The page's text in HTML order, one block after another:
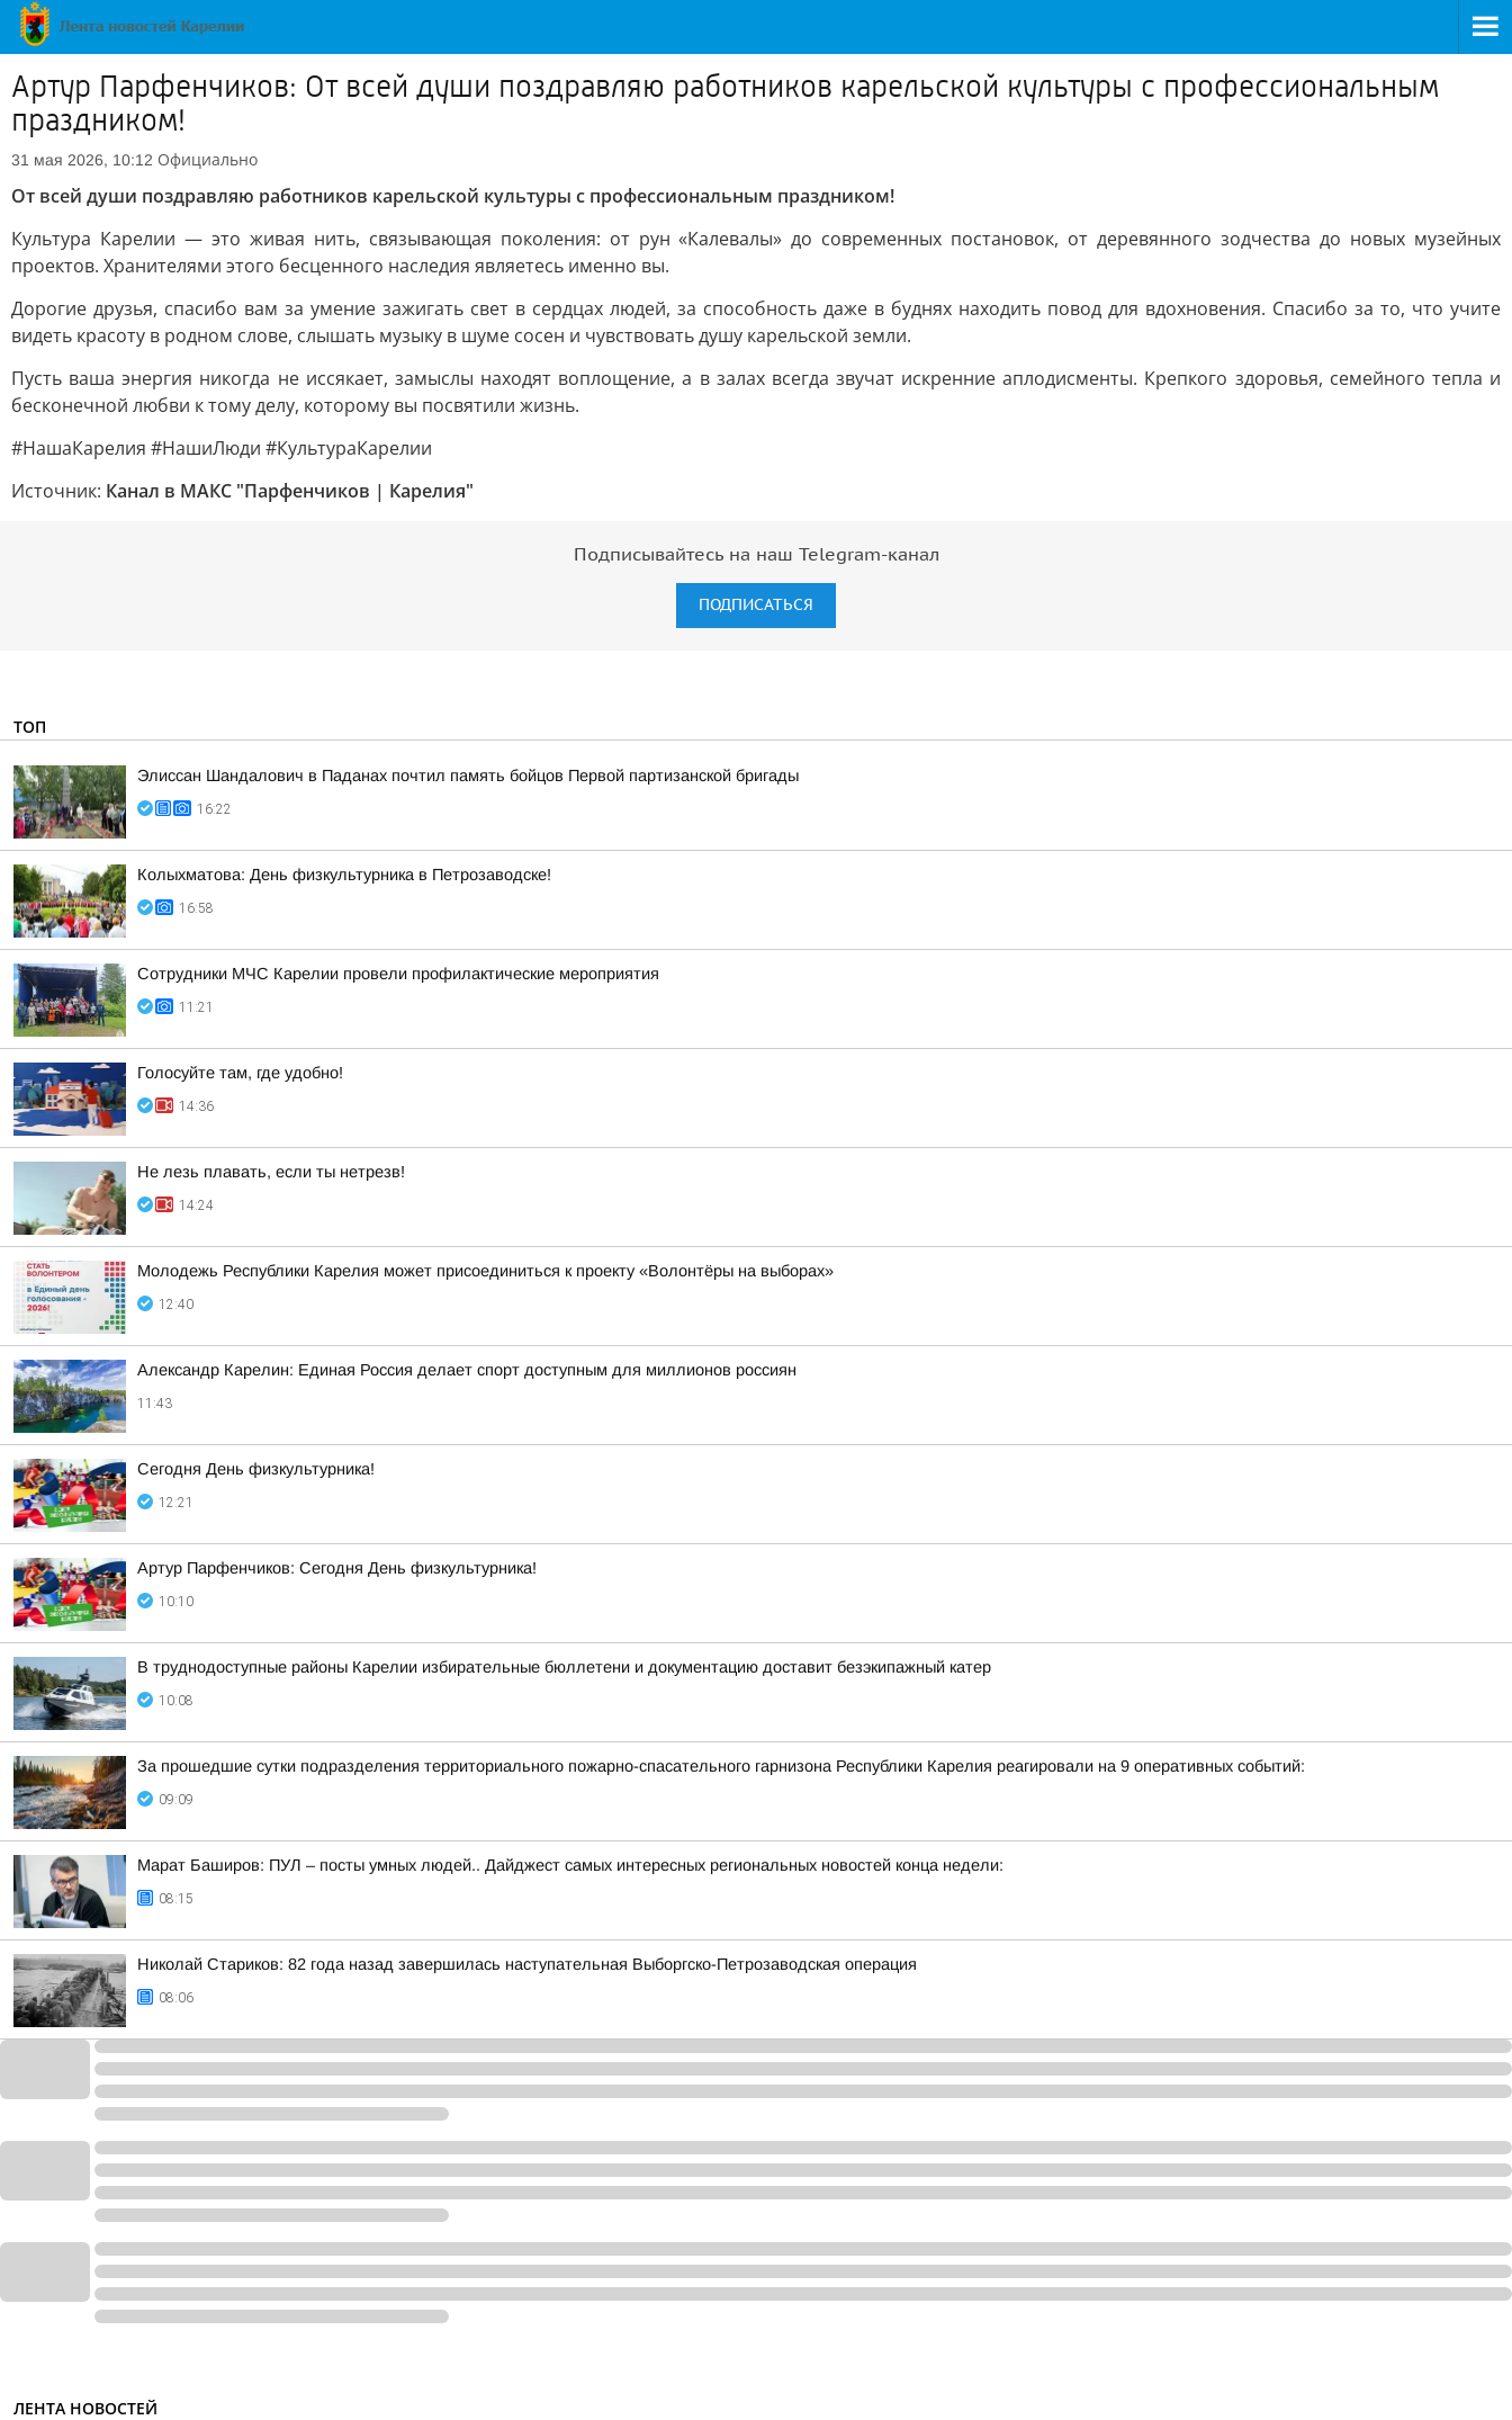
Артур Парфенчиков: От всей души поздравляю работников карельской культуры с профессиональным
праздником!
31 мая 2026, 10:12 Официально
От всей души поздравляю работников карельской культуры с профессиональным праздником!
Культура Карелии — это живая нить, связывающая поколения: от рун «Калевалы» до современных постановок, от деревянного зодчества до новых музейных
проектов. Хранителями этого бесценного наследия являетесь именно вы.
Дорогие друзья, спасибо вам за умение зажигать свет в сердцах людей, за способность даже в буднях находить повод для вдохновения. Спасибо за то, что учите
видеть красоту в родном слове, слышать музыку в шуме сосен и чувствовать душу карельской земли.
Пусть ваша энергия никогда не иссякает, замыслы находят воплощение, а в залах всегда звучат искренние аплодисменты. Крепкого здоровья, семейного тепла и
бесконечной любви к тому делу, которому вы посвятили жизнь.
#НашаКарелия #НашиЛюди #КультураКарелии
Источник: Канал в МАКС "Парфенчиков | Карелия"
Подписывайтесь на наш Telegram-канал
ПОДПИСАТЬСЯ
ТОП
Элиссан Шандалович в Паданах почтил память бойцов Первой партизанской бригады
16:22
Колыхматова: День физкультурника в Петрозаводске!
16:58
Сотрудники МЧС Карелии провели профилактические мероприятия
11:21
Голосуйте там, где удобно!
14:36
Не лезь плавать, если ты нетрезв!
14:24
Молодежь Республики Карелия может присоединиться к проекту «Волонтёры на выборах»
12:40
Александр Карелин: Единая Россия делает спорт доступным для миллионов россиян
11:43
Сегодня День физкультурника!
12:21
Артур Парфенчиков: Сегодня День физкультурника!
10:10
В труднодоступные районы Карелии избирательные бюллетени и документацию доставит безэкипажный катер
10:08
За прошедшие сутки подразделения территориального пожарно-спасательного гарнизона Республики Карелия реагировали на 9 оперативных событий:
09:09
Марат Баширов: ПУЛ – посты умных людей.. Дайджест самых интересных региональных новостей конца недели:
08:15
Николай Стариков: 82 года назад завершилась наступательная Выборгско-Петрозаводская операция
08:06
ЛЕНТА НОВОСТЕЙ